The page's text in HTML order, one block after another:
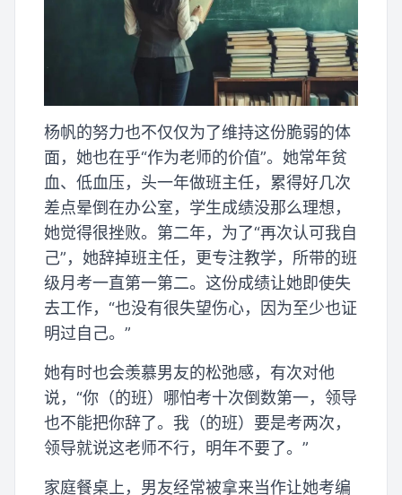
杨帆的努力也不仅仅为了维持这份脆弱的体
面，她也在乎“作为老师的价值”。她常年贫
血、低血压，头一年做班主任，累得好几次
差点晕倒在办公室，学生成绩没那么理想，
她觉得很挫败。第二年，为了“再次认可我自
己”，她辞掉班主任，更专注教学，所带的班
级月考一直第一第二。这份成绩让她即使失
去工作，“也没有很失望伤心，因为至少也证
明过自己。”
她有时也会羡慕男友的松弛感，有次对他
说，“你（的班）哪怕考十次倒数第一，领导
也不能把你辞了。我（的班）要是考两次，
领导就说这老师不行，明年不要了。”
家庭餐桌上，男友经常被拿来当作让她考编